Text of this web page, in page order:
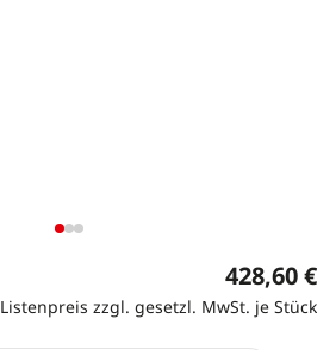
428,60 €
Listenpreis zzgl. gesetzl. MwSt. je Stück